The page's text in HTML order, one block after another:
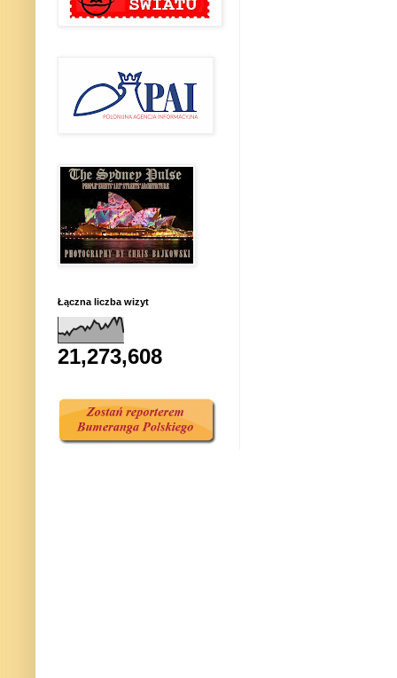
Łączna liczba wizyt
21,273,608